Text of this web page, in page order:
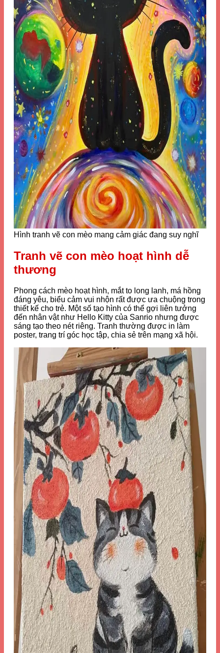
Hình tranh vẽ con mèo mang cảm giác đang suy nghĩ
Tranh vẽ con mèo hoạt hình dễ
thương
Phong cách mèo hoạt hình, mắt to long lanh, má hồng
đáng yêu, biểu cảm vui nhộn rất được ưa chuộng trong
thiết kế cho trẻ. Một số tạo hình có thể gợi liên tưởng
đến nhân vật như Hello Kitty của Sanrio nhưng được
sáng tạo theo nét riêng. Tranh thường được in làm
poster, trang trí góc học tập, chia sẻ trên mạng xã hội.